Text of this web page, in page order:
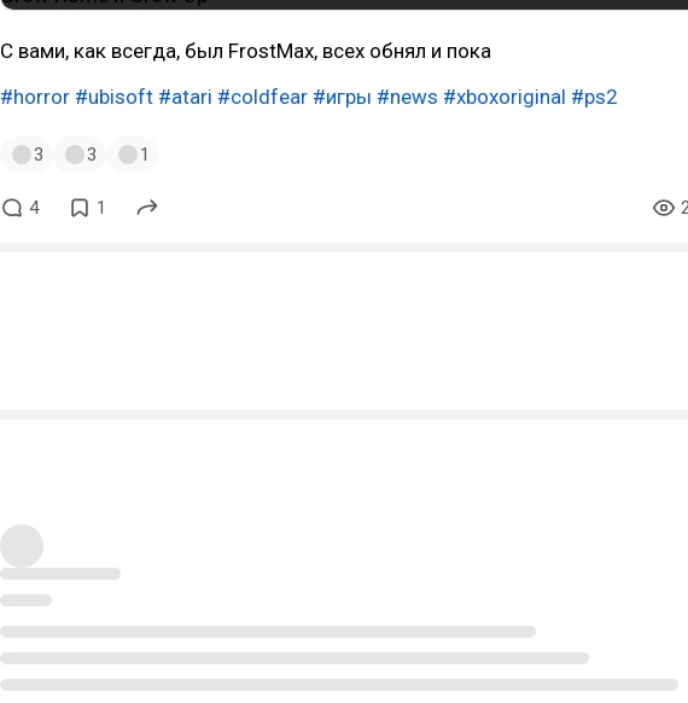
С вами, как всегда, был FrostMax, всех обнял и пока
#horror #ubisoft #atari #coldfear #игры #news #xboxoriginal #ps2
3 3 1
4 1